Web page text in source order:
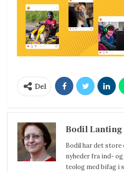
Del
Bodil Lanting
Bodil har det store
nyheder fra ind-
teolog med bifag i